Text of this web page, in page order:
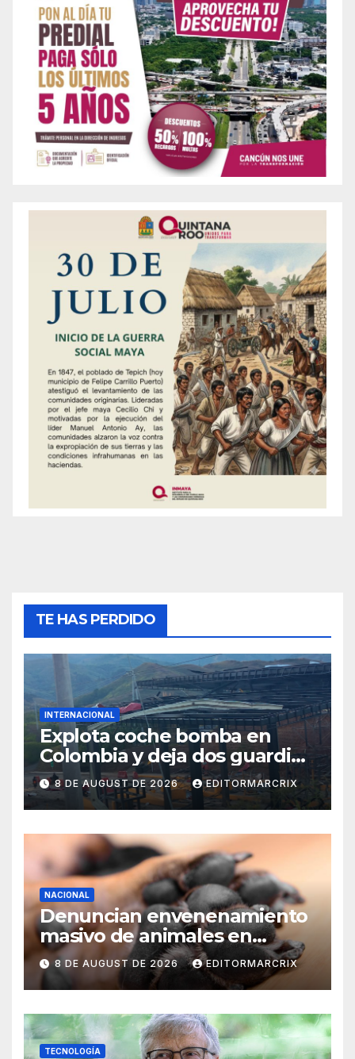
TE HAS PERDIDO
INTERNACIONAL
Explota coche bomba en
Colombia y deja dos guardias
heridos
8 DE AUGUST DE 2026 EDITORMARCRIX
NACIONAL
Denuncian envenenamiento
masivo de animales en
Querétaro
8 DE AUGUST DE 2026 EDITORMARCRIX
TECNOLOGÍA